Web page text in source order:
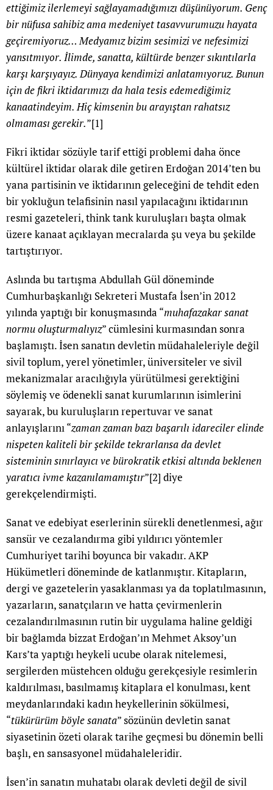
ettiğimiz ilerlemeyi sağlayamadığımızı düşünüyorum. Genç
bir nüfusa sahibiz ama medeniyet tasavvurumuzu hayata
geçiremiyoruz… Medyamız bizim sesimizi ve nefesimizi
yansıtmıyor. İlimde, sanatta, kültürde benzer sıkıntılarla
karşı karşıyayız. Dünyaya kendimizi anlatamıyoruz. Bunun
için de fikri iktidarımızı da hala tesis edemediğimiz
kanaatindeyim. Hiç kimsenin bu arayıştan rahatsız
olmaması gerekir.”[1]
Fikri iktidar sözüyle tarif ettiği problemi daha önce
kültürel iktidar olarak dile getiren Erdoğan 2014’ten bu
yana partisinin ve iktidarının geleceğini de tehdit eden
bir yokluğun telafisinin nasıl yapılacağını iktidarının
resmi gazeteleri, think tank kuruluşları başta olmak
üzere kanaat açıklayan mecralarda şu veya bu şekilde
tartıştırıyor.
Aslında bu tartışma Abdullah Gül döneminde
Cumhurbaşkanlığı Sekreteri Mustafa İsen’in 2012
yılında yaptığı bir konuşmasında “muhafazakar sanat
normu oluşturmalıyız” cümlesini kurmasından sonra
başlamıştı. İsen sanatın devletin müdahaleleriyle değil
sivil toplum, yerel yönetimler, üniversiteler ve sivil
mekanizmalar aracılığıyla yürütülmesi gerektiğini
söylemiş ve ödenekli sanat kurumlarının isimlerini
sayarak, bu kuruluşların repertuvar ve sanat
anlayışlarını “zaman zaman bazı başarılı idareciler elinde
nispeten kaliteli bir şekilde tekrarlansa da devlet
sisteminin sınırlayıcı ve bürokratik etkisi altında beklenen
yaratıcı ivme kazanılamamıştır”[2] diye
gerekçelendirmişti.
Sanat ve edebiyat eserlerinin sürekli denetlenmesi, ağır
sansür ve cezalandırma gibi yıldırıcı yöntemler
Cumhuriyet tarihi boyunca bir vakadır. AKP
Hükümetleri döneminde de katlanmıştır. Kitapların,
dergi ve gazetelerin yasaklanması ya da toplatılmasının,
yazarların, sanatçıların ve hatta çevirmenlerin
cezalandırılmasının rutin bir uygulama haline geldiği
bir bağlamda bizzat Erdoğan’ın Mehmet Aksoy’un
Kars’ta yaptığı heykeli ucube olarak nitelemesi,
sergilerden müstehcen olduğu gerekçesiyle resimlerin
kaldırılması, basılmamış kitaplara el konulması, kent
meydanlarındaki kadın heykellerinin sökülmesi,
“tükürürüm böylesanata” sözünün devletin sanat
siyasetinin özeti olarak tarihe geçmesi bu dönemin belli
başlı, en sansasyonel müdahaleleridir.
İsen’in sanatın muhatabı olarak devleti değil de sivil